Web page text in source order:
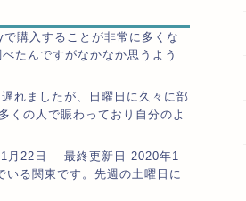
購入することが非常に多くな
たんですがなかなか思うよう
れましたが、日曜日に久々に部
くの人で賑わっており自分のよ
1月22日 最終更新日 2020年1
る関東です。先週の土曜日に